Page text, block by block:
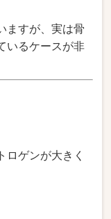
ますが、実は骨
いるケースが非
ロゲンが大きく